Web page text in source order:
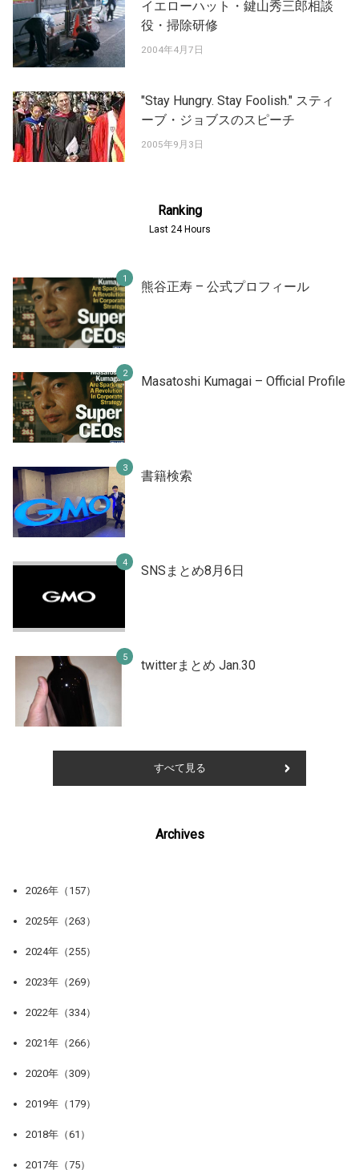
イエローハット・鍵山秀三郎相談
役・掃除研修
2004年4月7日
"Stay Hungry. Stay Foolish." スティ
ーブ・ジョブスのスピーチ
2005年9月3日
Ranking
Last 24 Hours
熊谷正寿 – 公式プロフィール
Masatoshi Kumagai – Official Profile
書籍検索
SNSまとめ8月6日
twitterまとめ Jan.30
すべて見る
Archives
2026年（157）
2025年（263）
2024年（255）
2023年（269）
2022年（334）
2021年（266）
2020年（309）
2019年（179）
2018年（61）
2017年（75）